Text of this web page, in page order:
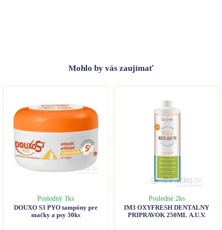
Mohlo by vás zaujímať
Posledný 1ks
DOUXO S3 PYO tampóny pre
mačky a psy 30ks
Posledné 2ks
IM3 OXYFRESH DENTALNY
PRIPRAVOK 250ML A.U.V.